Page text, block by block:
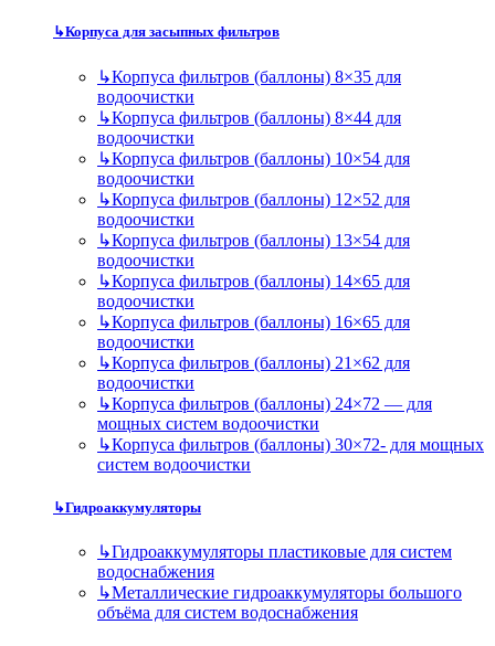
↳Корпуса для засыпных фильтров
↳Корпуса фильтров (баллоны) 8×35 для
водоочистки
↳Корпуса фильтров (баллоны) 8×44 для
водоочистки
↳Корпуса фильтров (баллоны) 10×54 для
водоочистки
↳Корпуса фильтров (баллоны) 12×52 для
водоочистки
↳Корпуса фильтров (баллоны) 13×54 для
водоочистки
↳Корпуса фильтров (баллоны) 14×65 для
водоочистки
↳Корпуса фильтров (баллоны) 16×65 для
водоочистки
↳Корпуса фильтров (баллоны) 21×62 для
водоочистки
↳Корпуса фильтров (баллоны) 24×72 — для
мощных систем водоочистки
↳Корпуса фильтров (баллоны) 30×72- для мощных
систем водоочистки
↳Гидроаккумуляторы
↳Гидроаккумуляторы пластиковые для систем
водоснабжения
↳Металлические гидроаккумуляторы большого
объёма для систем водоснабжения